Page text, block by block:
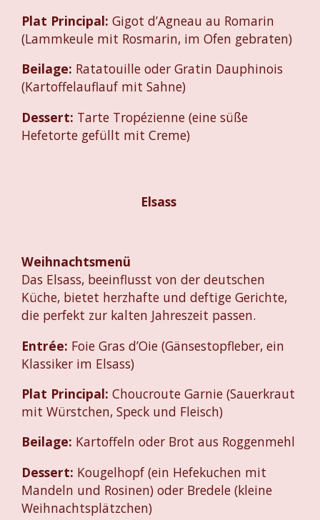
Plat Principal: Gigot d’Agneau au Romarin
(Lammkeule mit Rosmarin, im Ofen gebraten)
Beilage: Ratatouille oder Gratin Dauphinois
(Kartoffelauflauf mit Sahne)
Dessert: Tarte Tropézienne (eine süße
Hefetorte gefüllt mit Creme)
Elsass
Weihnachtsmenü
Das Elsass, beeinflusst von der deutschen
Küche, bietet herzhafte und deftige Gerichte,
die perfekt zur kalten Jahreszeit passen.
Entrée: Foie Gras d’Oie (Gänsestopfleber, ein
Klassiker im Elsass)
Plat Principal: Choucroute Garnie (Sauerkraut
mit Würstchen, Speck und Fleisch)
Beilage: Kartoffeln oder Brot aus Roggenmehl
Dessert: Kougelhopf (ein Hefekuchen mit
Mandeln und Rosinen) oder Bredele (kleine
Weihnachtsplätzchen)